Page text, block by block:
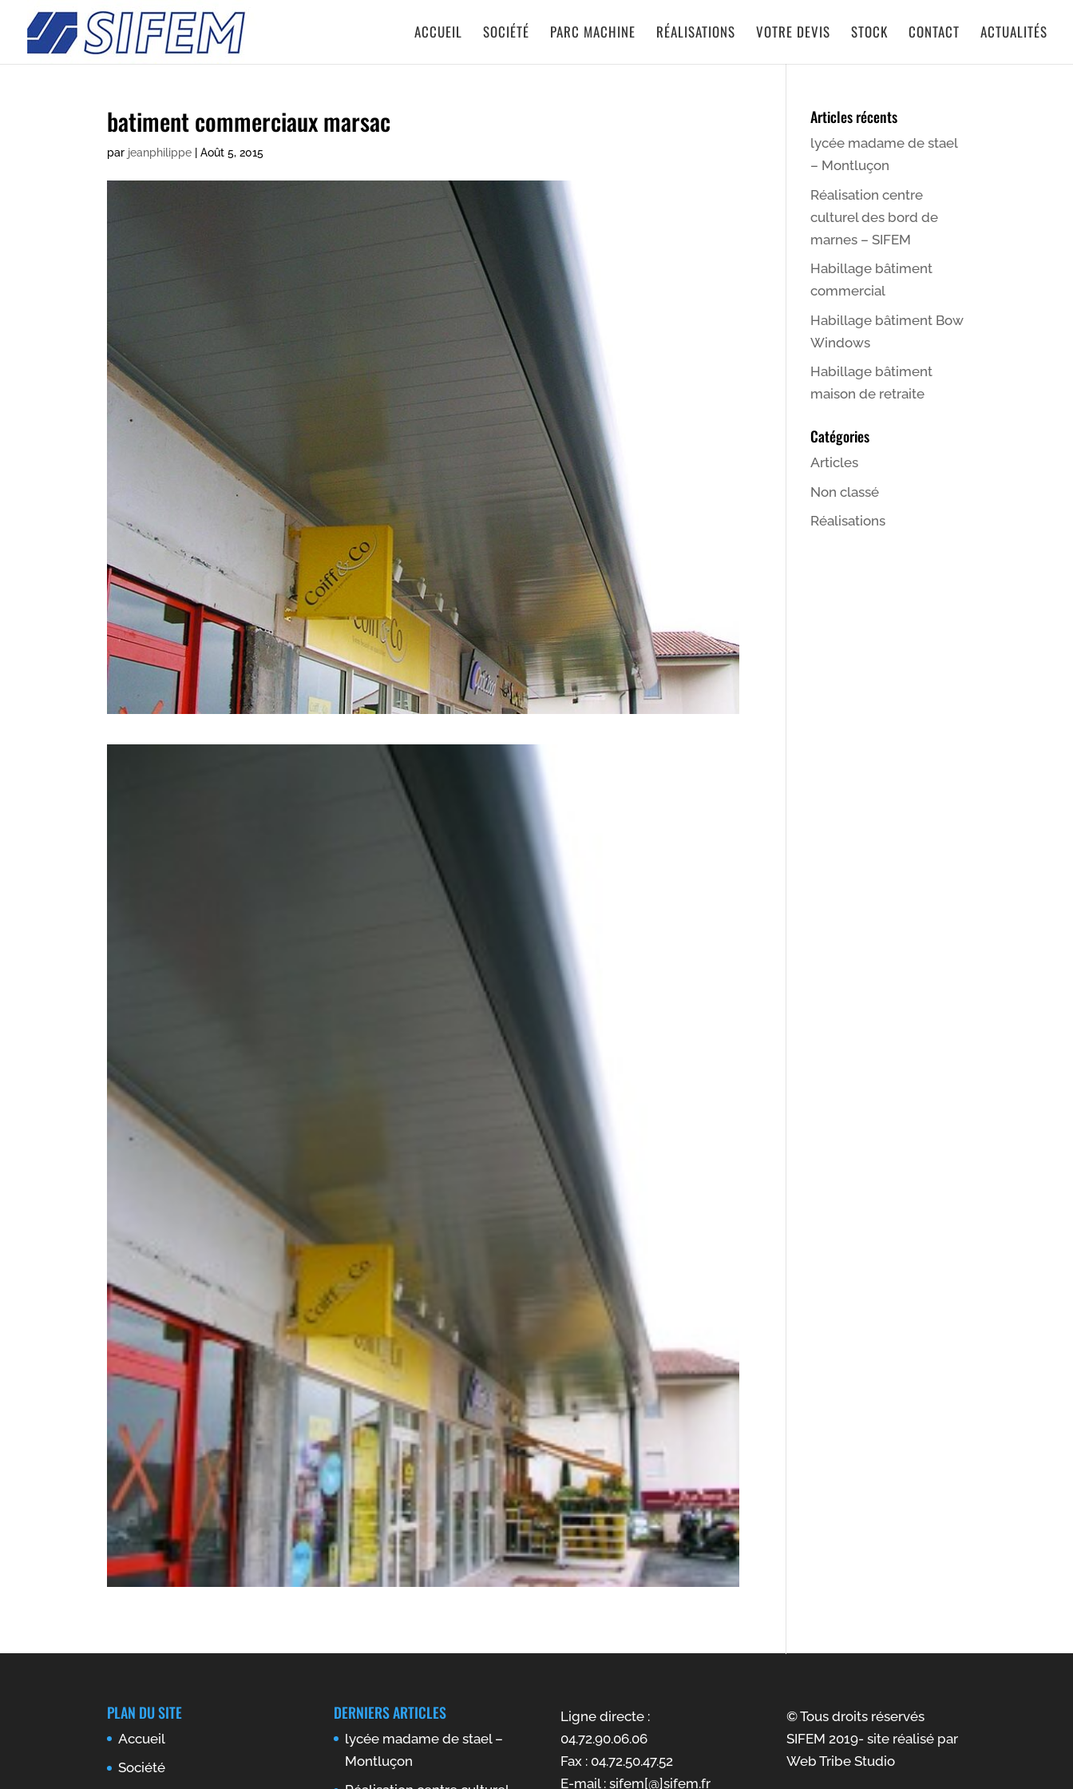
ACCUEIL SOCIÉTÉ PARC MACHINE RÉALISATIONS VOTRE DEVIS STOCK CONTACT ACTUALITÉS
batiment commerciaux marsac
par jeanphilippe |Août 5, 2015
Articles récents
lycée madame de stael
– Montluçon
Réalisation centre
culturel des bord de
marnes – SIFEM
Habillage bâtiment
commercial
Habillage bâtiment Bow
Windows
Habillage bâtiment
maison de retraite
Catégories
Articles
Non classé
Réalisations
PLAN DU SITE
Accueil
Société
DERNIERS ARTICLES
lycée madame de stael –
Montluçon
Ligne directe :
04.72.90.06.06
Fax : 04.72.50.47.52
E-mail : sifem[@]sifem.fr
© Tous droits réservés
SIFEM 2019- site réalisé par
Web Tribe Studio